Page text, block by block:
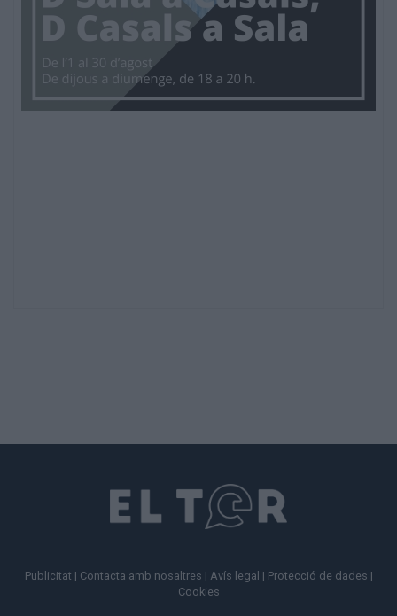
Publicitat | Contacta amb nosaltres | Avís legal | Protecció de dades |
Cookies